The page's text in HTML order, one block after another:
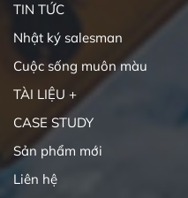
TIN TỨC
Nhật ký salesman
Cuộc sống muôn màu
TÀI LIỆU +
CASE STUDY
Sản phẩm mới
Liên hệ